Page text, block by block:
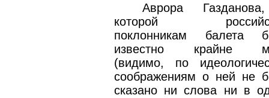
Аврора
которой
поклонникам балета
известно крайне
(видимо, по
соображениям о ней не
сказано ни слова ни в